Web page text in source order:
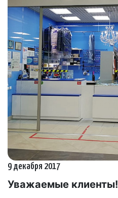
9 декабря 2017
Уважаемые клиенты!